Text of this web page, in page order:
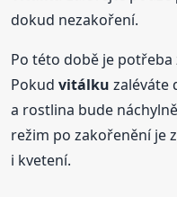
dokud nezakoření.
Po této době je
Pokudvitálku zaléváte
a rostlina bude
režim po zakořenění je
i kvetení.